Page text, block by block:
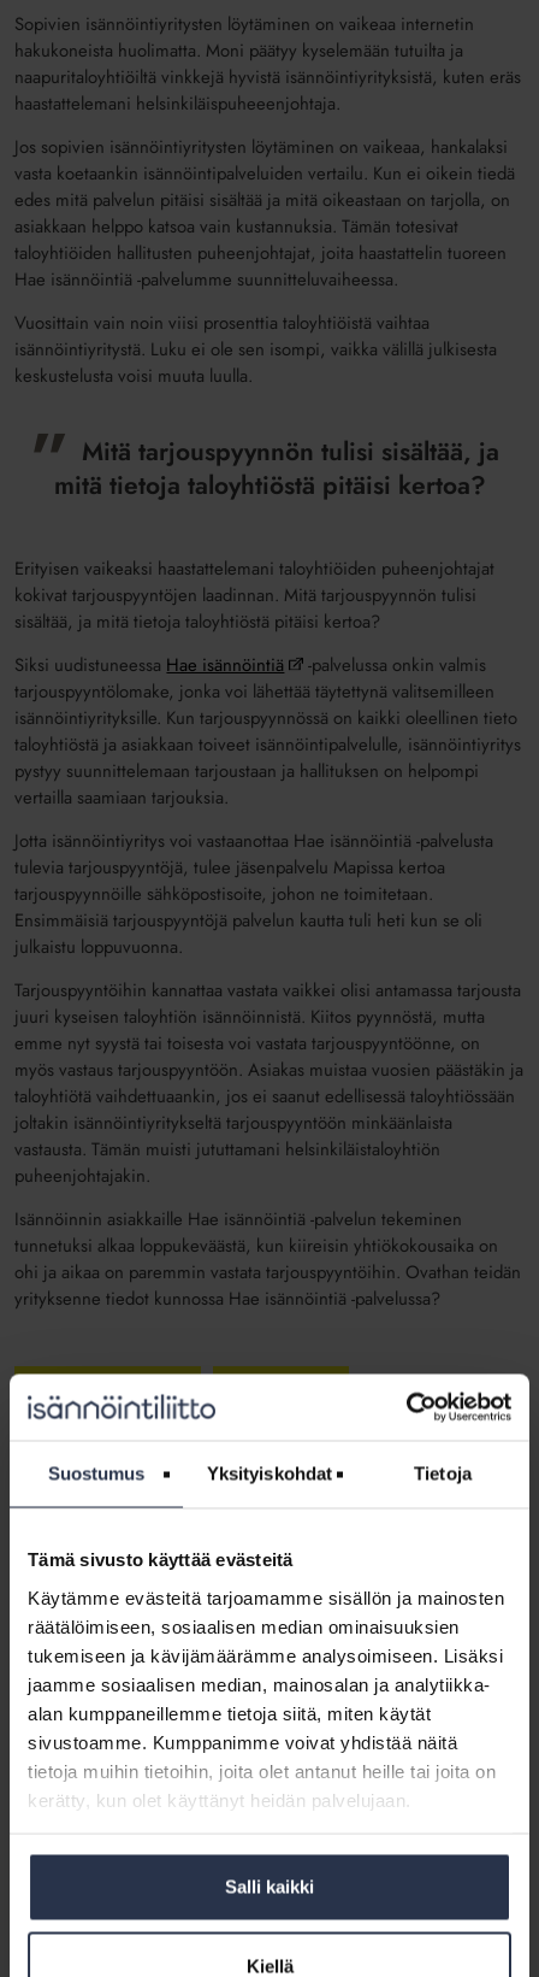
Suostumus Yksityiskohdat Tietoja
Tämä sivusto käyttää evästeitä
Käytämme evästeitä tarjoamamme sisällön ja mainosten
räätälöimiseen, sosiaalisen median ominaisuuksien
tukemiseen ja kävijämäärämme analysoimiseen. Lisäksi
jaamme sosiaalisen median, mainosalan ja analytiikka-
alan kumppaneillemme tietoja siitä, miten käytät
sivustoamme. Kumppanimme voivat yhdistää näitä
tietoja muihin tietoihin, joita olet antanut heille tai joita on
kerätty, kun olet käyttänyt heidän palvelujaan.
Salli kaikki
Kiellä
Sopivien isännöinti­yritysten löytäminen on vaikeaa internetin
hakukoneista huolimatta. Moni päätyy kyselemään tutuilta ja
naapuritalo­yhtiöiltä vinkkejä hyvistä isännöinti­yrityksistä, kuten eräs
haastattelemani helsinkiläispuheeenjohtaja.
Jos sopivien isännöintiyritysten löytäminen on vaikeaa, hankalaksi
vasta koetaankin isännöintipalveluiden vertailu. Kun ei oikein tiedä
edes mitä palvelun pitäisi sisältää ja mitä oikeastaan on tarjolla, on
asiakkaan helppo katsoa vain kustannuksia. Tämän totesivat
taloyhtiöiden hallitusten puheenjohtajat, joita haastattelin tuoreen
Hae isännöintiä -palvelumme suunnitteluvaiheessa.
Vuosittain vain noin viisi prosenttia taloyhtiöistä vaihtaa
isännöintiyritystä. Luku ei ole sen isompi, vaikka välillä julkisesta
keskustelusta voisi muuta luulla.
Mitä tarjouspyynnön tulisi sisältää, ja
mitä tietoja taloyhtiöstä pitäisi kertoa?
Erityisen vaikeaksi haastattelemani taloyhtiöiden puheenjohtajat
kokivat tarjouspyyntöjen laadinnan. Mitä tarjouspyynnön tulisi
sisältää, ja mitä tietoja taloyhtiöstä pitäisi kertoa?
Siksi uudistuneessa Hae isännöintiä
-palvelussa onkin valmis
tarjouspyyntö­lomake, jonka voi lähettää täytettynä valitsemilleen
isännöintiyrityksille. Kun tarjouspyynnössä on kaikki oleellinen tieto
taloyhtiöstä ja asiakkaan toiveet isännöinti­palvelulle, isännöintiyritys
pystyy suunnittelemaan tarjoustaan ja hallituksen on helpompi
vertailla saamiaan tarjouksia.
Jotta isännöintiyritys voi vastaanottaa Hae isännöintiä -palvelusta
tulevia tarjouspyyntöjä, tulee jäsenpalvelu Mapissa kertoa
tarjouspyynnöille sähköpostisoite, johon ne toimitetaan.
Ensimmäisiä tarjouspyyntöjä palvelun kautta tuli heti kun se oli
julkaistu loppuvuonna.
Tarjouspyyntöihin kannattaa vastata vaikkei olisi antamassa tarjousta
juuri kyseisen taloyhtiön isännöinnistä. Kiitos pyynnöstä, mutta
emme nyt syystä tai toisesta voi vastata tarjouspyyntöönne, on
myös vastaus tarjouspyyntöön. Asiakas muistaa vuosien päästäkin ja
taloyhtiötä vaihdettuaankin, jos ei saanut edellisessä talo­yhtiössään
joltakin isännöintiyritykseltä tarjouspyyntöön minkäänlaista
vastausta. Tämän muisti jututtamani helsinkiläistaloyhtiön
puheenjohtajakin.
Isännöinnin asiakkaille Hae isännöintiä -palvelun tekeminen
tunnetuksi alkaa loppukeväästä, kun kiireisin yhtiökokousaika on
ohi ja aikaa on paremmin vastata tarjouspyyntöihin. Ovathan teidän
yrityksenne tiedot kunnossa Hae isännöintiä -palvelussa?
Asiakastyytyväisyys
Kirjoittaja: Marianne Falck-Hvilstafeldt
Isännöinnin merkitys vahvistuu entisestään ja asiakkaiden toiveet kasvavat.
Digitalisaatio ja palvelukehittäminen mahdollistavat isännöinnissä
liiketoiminnan kehittämisen kohti parempia asumisen palveluita ja loistavia